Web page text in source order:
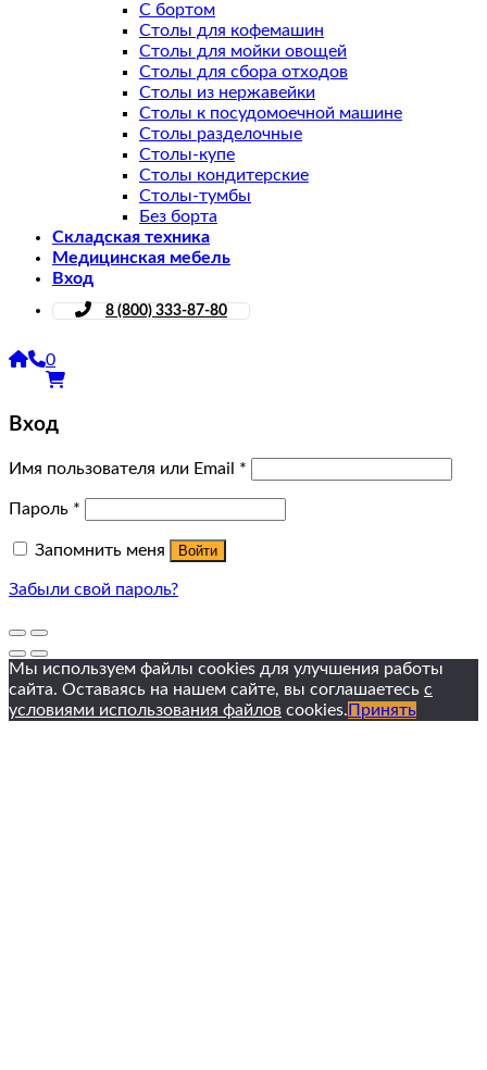
С бортом
Столы для кофемашин
Столы для мойки овощей
Столы для сбора отходов
Столы из нержавейки
Столы к посудомоечной машине
Столы разделочные
Столы-купе
Столы кондитерские
Столы-тумбы
Без борта
Складская техника
Медицинская мебель
Вход
8 (800) 333-87-80
0
Вход
Имя пользователя или Email *
Пароль *
Запомнить меня Войти
Забыли свой пароль?
Мы используем файлы cookies для улучшения работы
сайта. Оставаясь на нашем сайте, вы соглашаетесь с
условиями использования файлов cookies. Принять